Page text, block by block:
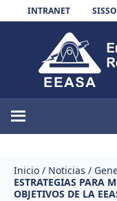
Skip to content
INTRANET
Inicio / Noticias /
ESTRATEGIAS PARA
OBJETIVOS DE LA